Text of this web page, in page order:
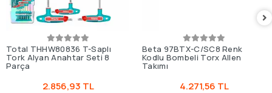
Total THHW80836 T-Saplı
Tork Alyan Anahtar Seti 8
Parça
2.856,93 TL
Beta 97BTX-C/SC8 Renk
Kodlu Bombeli Torx Allen
Takımı
4.271,56 TL